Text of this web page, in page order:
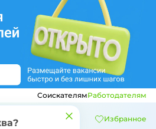
?
СоискателямРаботодателям
Избранное